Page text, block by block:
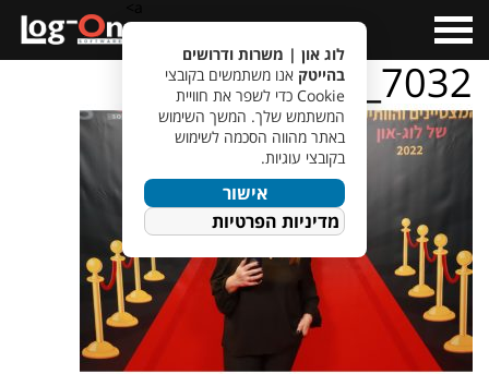
Menu
IMG_7032
לוג און | משרות ודרושים
בהייטק אנו משתמשים בקובצי
Cookie כדי לשפר את חוויית
המשתמש שלך. המשך השימוש
באתר מהווה הסכמה לשימוש
בקובצי עוגיות.
אישור
מדיניות הפרטיות